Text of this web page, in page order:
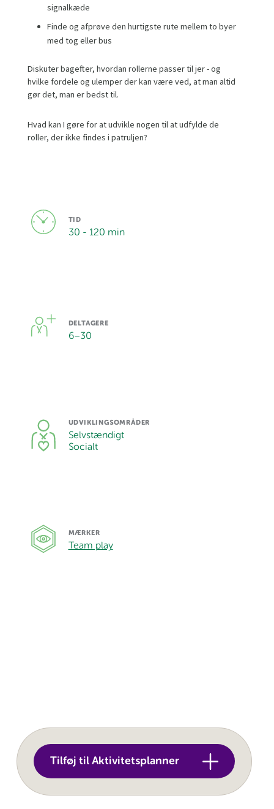
signalkæde
Finde og afprøve den hurtigste rute mellem to byer
med tog eller bus
Diskuter bagefter, hvordan rollerne passer til jer - og
hvilke fordele og ulemper der kan være ved, at man altid
gør det, man er bedst til.
Hvad kan I gøre for at udvikle nogen til at udfylde de
roller, der ikke findes i patruljen?
TID
30 - 120 min
DELTAGERE
6–30
UDVIKLINGSOMRÅDER
Selvstændigt
Socialt
MÆRKER
Team play
Tilføj til Aktivitetsplanner